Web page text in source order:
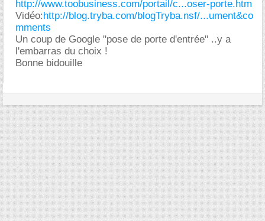
http://www.toobusiness.com/portail/c...oser-porte.htm
Vidéo:http://blog.tryba.com/blogTryba.nsf/...ument&co
mments
Un coup de Google "pose de porte d'entrée" ..y a
l'embarras du choix !
Bonne bidouille